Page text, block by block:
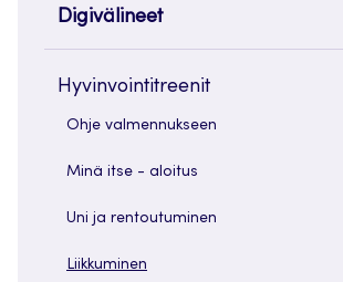
Digivälineet
Hyvinvointitreenit
Ohje valmennukseen
Minä itse - aloitus
Uni ja rentoutuminen
Liikkuminen